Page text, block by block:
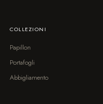
COLLEZIONI
Papillon
Portafogli
Abbigliamento